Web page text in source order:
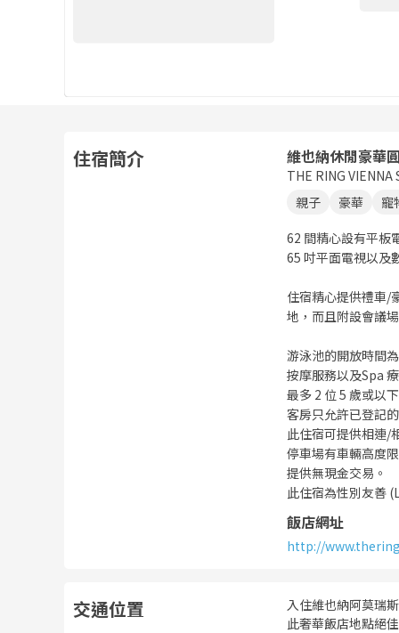
住宿簡介 維也納休閒豪華
THE RING VIENNA
親子
豪華
寵
62 間精心設有平板
65 吋平面電視以及
住宿精心提供禮車/
地，而且附設會議
游泳池的開放時間
按摩服務以及Spa
最多 2 位 5 歲或以
客房只允許已登記
此住宿可提供相連/
停車場有車輛高度
提供無現金交易。
此住宿為性別友善
飯店網址
http://
交通位置
入住維也納阿莫瑞
此奢華飯店地點絕